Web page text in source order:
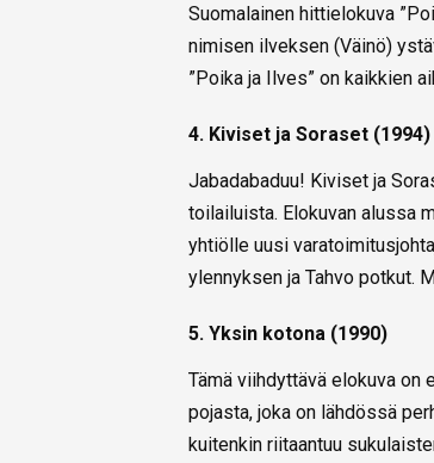
Suomalainen hittielokuva
nimisen ilveksen (Väinö)
”Poika ja Ilves” on kaikkien
4. Kiviset ja Soraset (1994)
Jabadabaduu! Kiviset ja
toilailuista. Elokuvan alussa
yhtiölle uusi
ylennyksen ja Tahvo potkut.
5. Yksin kotona (1990)
Tämä viihdyttävä elokuva
pojasta, joka on lähdössä
kuitenkin riitaantuu